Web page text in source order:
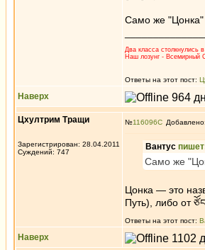
Само же "Цонка"
Два класса столкнулись
Наш лозунг - Всемирный
Ответы на этот пост:
Наверх
Цхултрим Тращи
Зарегистрирован: 28.04.2011
Суждений: 747
№116096
Вантус пишет
Само же
Цонка — это
Путь), либо от
Ответы на этот пост:
Наверх